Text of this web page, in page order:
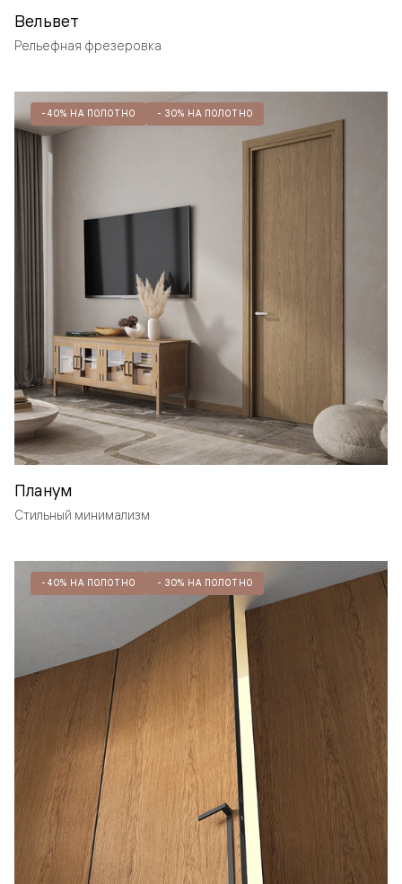
Вельвет
Рельефная фрезеровка
-40% НА ПОЛОТНО - 30% НА ПОЛОТНО
Планум
Стильный минимализм
-40% НА ПОЛОТНО - 30% НА ПОЛОТНО